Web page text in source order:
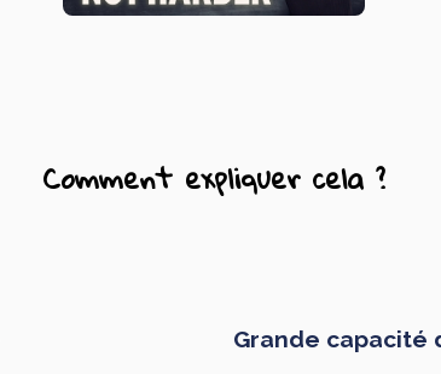
Comment expliquer cela ?
Grande capacité